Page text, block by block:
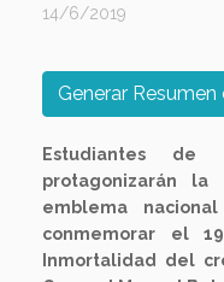
14/6/2019
Generar Resumen
Estudiantes de
protagonizarán
emblema
conmemorar el
Inmortalidad del